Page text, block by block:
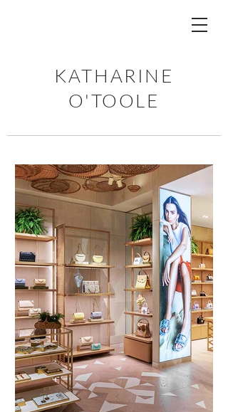
KATHARINE
O'TOOLE